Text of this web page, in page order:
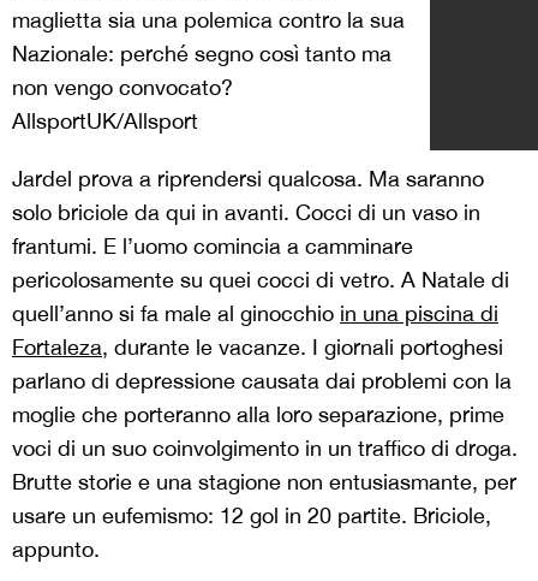
maglietta sia una polemica contro la sua
Nazionale: perché segno così tanto ma
non vengo convocato?
AllsportUK/Allsport
Jardel prova a riprendersi qualcosa. Ma saranno
solo briciole da qui in avanti. Cocci di un vaso in
frantumi. E l’uomo comincia a camminare
pericolosamente su quei cocci di vetro. A Natale di
quell’anno si fa male al ginocchio in una piscina di
Fortaleza, durante le vacanze. I giornali portoghesi
parlano di depressione causata dai problemi con la
moglie che porteranno alla loro separazione, prime
voci di un suo coinvolgimento in un traffico di droga.
Brutte storie e una stagione non entusiasmante, per
usare un eufemismo: 12 gol in 20 partite. Briciole,
appunto.